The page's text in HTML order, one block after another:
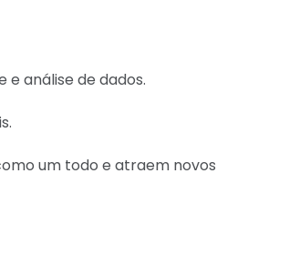
análise de dados.
um todo e atraem novos